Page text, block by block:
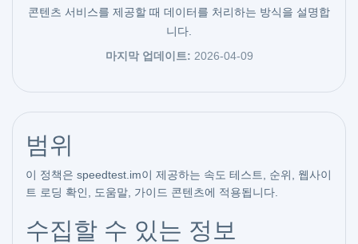
콘텐츠 서비스를 제공할 때 데이터를 처리하는 방식을 설명합
니다.
마지막 업데이트: 2026-04-09
범위
이 정책은 speedtest.im이 제공하는 속도 테스트, 순위, 웹사이
트 로딩 확인, 도움말, 가이드 콘텐츠에 적용됩니다.
수집할 수 있는 정보